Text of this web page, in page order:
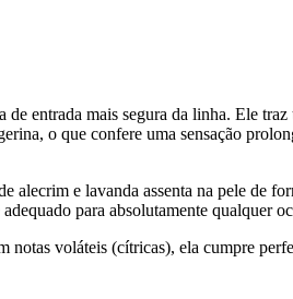
entrada mais segura da linha. Ele
o que confere uma sensação
e lavanda assenta na pele de
para absolutamente qualquer
voláteis (cítricas), ela cumpre